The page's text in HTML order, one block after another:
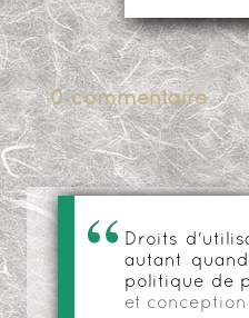
0 commentaire
Droits
autant
politique de
et